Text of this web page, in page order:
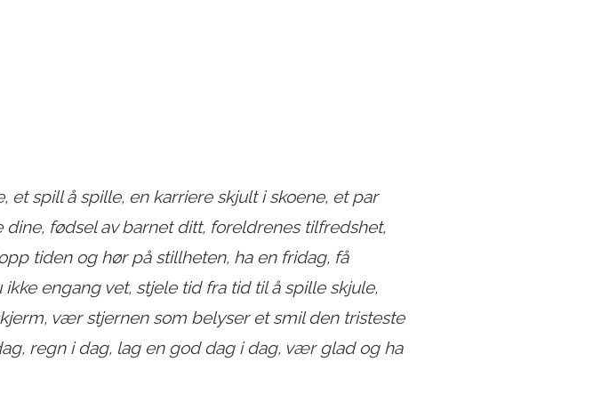
et spill å spille, en karriere skjult i skoene, et par
fødsel av barnet ditt, foreldrenes tilfredshet,
tiden og hør på stillheten, ha en fridag, få
engang vet, stjele tid fra tid til å spille skjule,
vær stjernen som belyser et smil den tristeste
regn i dag, lag en god dag i dag, vær glad og ha